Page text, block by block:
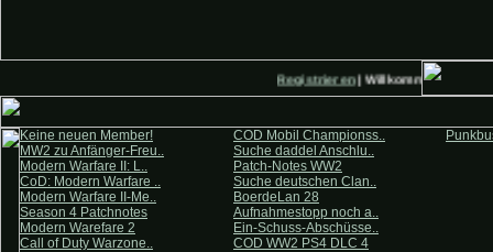
Registrieren| Willkommen auf
Keine neuen Member!
MW2 zu Anfänger-Freu..
Modern Warfare II: L..
CoD: Modern Warfare ..
Modern Warfare II-Me..
Season 4 Patchnotes
Modern Warefare 2
Call of Duty Warzone..
COD Mobil Championss..
Suche daddel Anschlu..
Patch-Notes WW2
Suche deutschen Clan..
BoerdeLan 28
Aufnahmestopp noch a..
Ein-Schuss-Abschüsse..
COD WW2 PS4 DLC 4